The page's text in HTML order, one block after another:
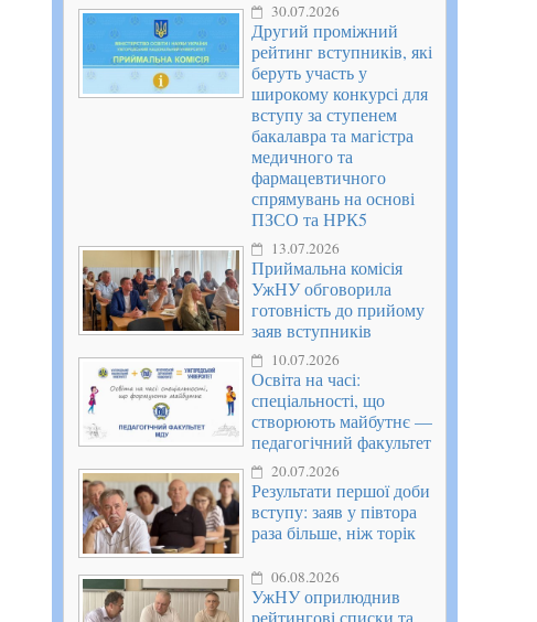
30.07.2026
Другий проміжний
рейтинг вступників, які
беруть участь у
широкому конкурсі для
вступу за ступенем
бакалавра та магістра
медичного та
фармацевтичного
спрямувань на основі
ПЗСО та НРК5
13.07.2026
Приймальна комісія
УжНУ обговорила
готовність до прийому
заяв вступників
10.07.2026
Освіта на часі:
спеціальності, що
створюють майбутнє —
педагогічний факультет
20.07.2026
Результати першої доби
вступу: заяв у півтора
раза більше, ніж торік
06.08.2026
УжНУ оприлюднив